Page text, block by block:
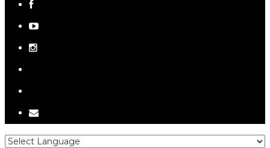
twitter
facebook
youtube
instagram
email